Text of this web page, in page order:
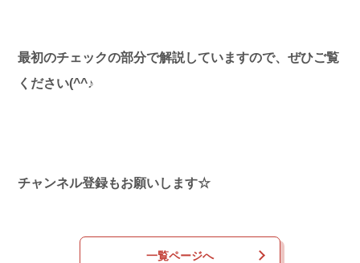
最初のチェックの部分で解説していますので、ぜひご覧
ください(^^♪
チャンネル登録もお願いします☆
一覧ページへ